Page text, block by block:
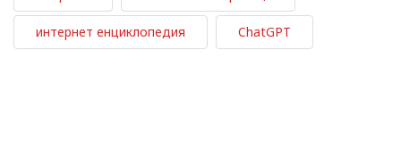
интернет енциклопедия ChatGPT